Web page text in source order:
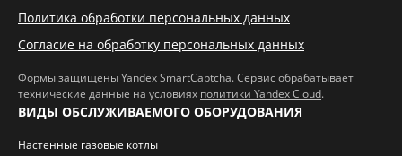
Политика обработки персональных данных
Согласие на обработку персональных данных
Формы защищены Yandex SmartCaptcha. Сервис обрабатывает
технические данные на условиях политики Yandex Cloud.
ВИДЫ ОБСЛУЖИВАЕМОГО ОБОРУДОВАНИЯ
Настенные газовые котлы